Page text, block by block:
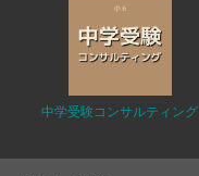
中学受験コンサルティング